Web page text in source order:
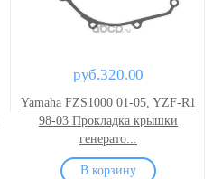
руб.320.00
Yamaha FZS1000 01-05, YZF-R1
98-03 Прокладка крышки
генерато...